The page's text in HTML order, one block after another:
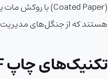
هستند که از جنگل‌های
تکنیک‌های چاپ DRF